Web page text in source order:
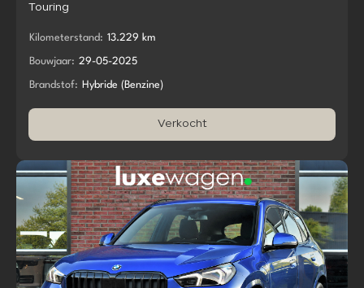
Touring
Kilometerstand: 13.229 km
Bouwjaar: 29-05-2025
Brandstof: Hybride (Benzine)
Verkocht